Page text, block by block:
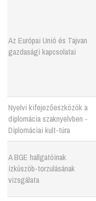
Az Európai Unió és Tajvan
gazdasági kapcsolatai
Nyelvi kifejezőeszközök a
diplomácia szaknyelvben -
Diplomáciai kult-túra
A BGE hallgatóinak
ízküszöb-torzulásának
vizsgálata